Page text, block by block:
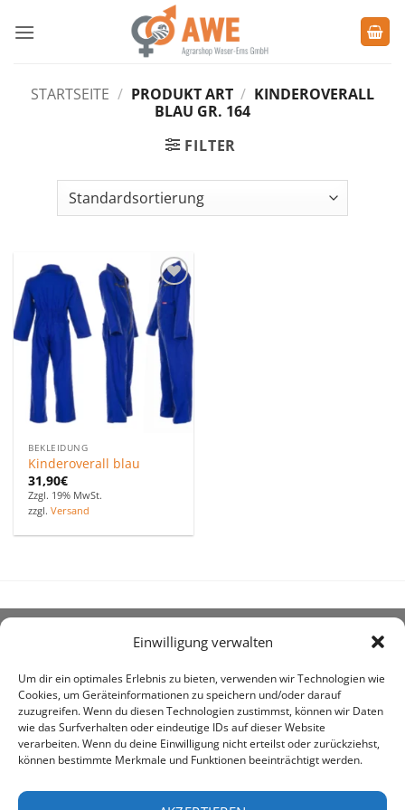
Einwilligung verwalten
Um dir ein optimales Erlebnis zu bieten, verwenden wir Technologien wie
Cookies, um Geräteinformationen zu speichern und/oder darauf
zuzugreifen. Wenn du diesen Technologien zustimmst, können wir Daten
wie das Surfverhalten oder eindeutige IDs auf dieser Website
verarbeiten. Wenn du deine Einwilligung nicht erteilst oder zurückziehst,
können bestimmte Merkmale und Funktionen beeinträchtigt werden.
Inhalt
STARTSEITE / PRODUKT ART / KINDEROVERALL
BLAU GR. 164
FILTER
Zu den
Favoriten
hinzufügen
BEKLEIDUNG
Kinderoverall blau
31,90€
Zzgl. 19% MwSt.
zzgl.Versand
um den Kauf landwirtschaftlicher Bedarfsartikel geht.